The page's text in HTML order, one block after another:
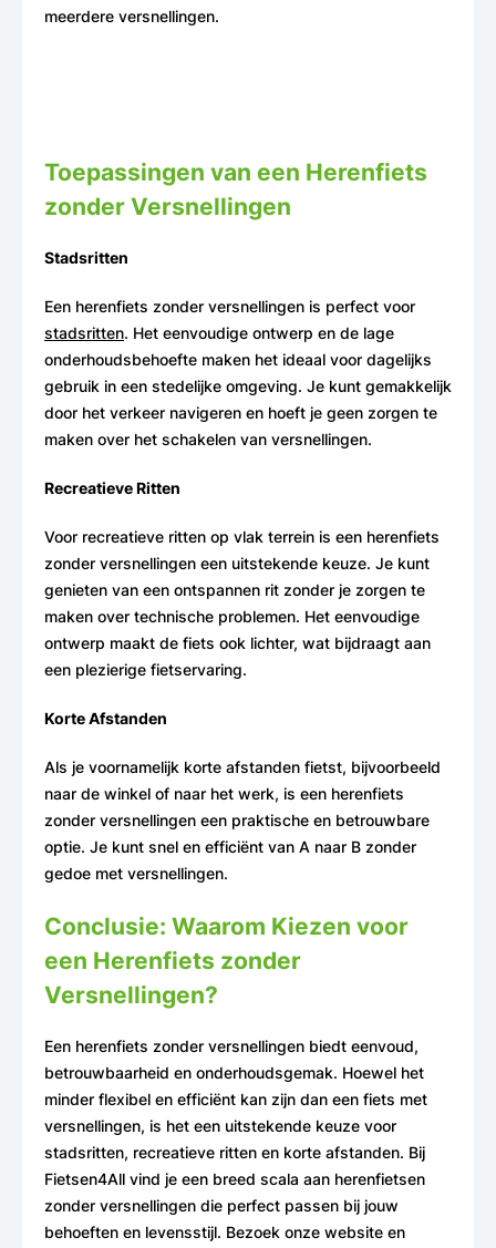
meerdere versnellingen.
Toepassingen van een Herenfiets
zonder Versnellingen
Stadsritten
Een herenfiets zonder versnellingen is perfect voor
stadsritten. Het eenvoudige ontwerp en de lage
onderhoudsbehoefte maken het ideaal voor dagelijks
gebruik in een stedelijke omgeving. Je kunt gemakkelijk
door het verkeer navigeren en hoeft je geen zorgen te
maken over het schakelen van versnellingen.
Recreatieve Ritten
Voor recreatieve ritten op vlak terrein is een herenfiets
zonder versnellingen een uitstekende keuze. Je kunt
genieten van een ontspannen rit zonder je zorgen te
maken over technische problemen. Het eenvoudige
ontwerp maakt de fiets ook lichter, wat bijdraagt aan
een plezierige fietservaring.
Korte Afstanden
Als je voornamelijk korte afstanden fietst, bijvoorbeeld
naar de winkel of naar het werk, is een herenfiets
zonder versnellingen een praktische en betrouwbare
optie. Je kunt snel en efficiënt van A naar B zonder
gedoe met versnellingen.
Conclusie: Waarom Kiezen voor
een Herenfiets zonder
Versnellingen?
Een herenfiets zonder versnellingen biedt eenvoud,
betrouwbaarheid en onderhoudsgemak. Hoewel het
minder flexibel en efficiënt kan zijn dan een fiets met
versnellingen, is het een uitstekende keuze voor
stadsritten, recreatieve ritten en korte afstanden. Bij
Fietsen4All vind je een breed scala aan herenfietsen
zonder versnellingen die perfect passen bij jouw
behoeften en levensstijl. Bezoek onze website en